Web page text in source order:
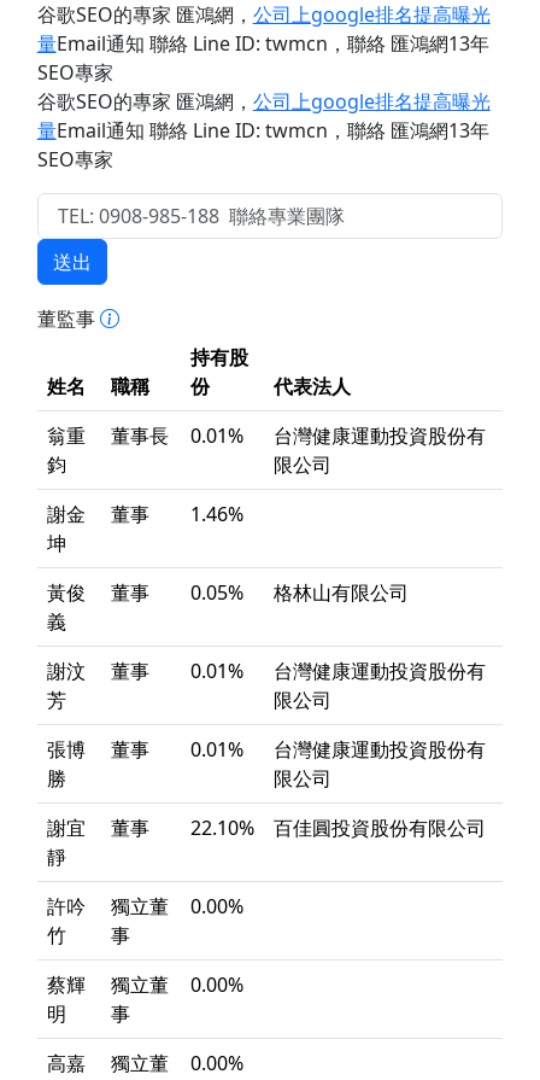
谷歌SEO的專家 匯鴻網 ， 公司上google排名提高曝光
量Email通知 聯絡 Line ID: twmcn ，聯絡 匯鴻網13年
SEO專家
谷歌SEO的專家 匯鴻網 ， 公司上google排名提高曝光
量Email通知 聯絡 Line ID: twmcn ，聯絡 匯鴻網13年
SEO專家
送出
董監事
姓名 職稱
持有股
份
代表法人
翁重
鈞
董事長 0.01%
台灣健康運動投資股份有
限公司
謝金
坤
董事 1.46%
黃俊
義
董事 0.05% 格林山有限公司
謝汶
芳
董事 0.01%
台灣健康運動投資股份有
限公司
張博
勝
董事 0.01%
台灣健康運動投資股份有
限公司
謝宜
靜
董事 22.10% 百佳圓投資股份有限公司
許吟
竹
獨立董
事
0.00%
蔡輝
明
獨立董
事
0.00%
高嘉
獨立董
0.00%